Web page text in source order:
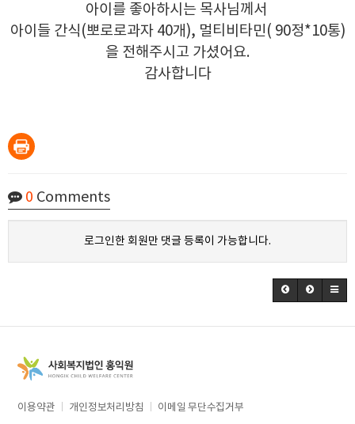
아이를 좋아하시는 목사님께서
아이들 간식(뽀로로과자 40개), 멀티비타민( 90정*10통)
을 전해주시고 가셨어요.
감사합니다
0 Comments
로그인한 회원만 댓글 등록이 가능합니다.
이용약관 개인정보처리방침
이메일 무단수집거부